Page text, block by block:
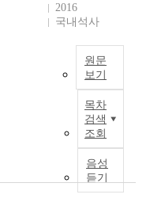
2016
국내석사
원문
보기
목차
검색
조회
음성
듣기